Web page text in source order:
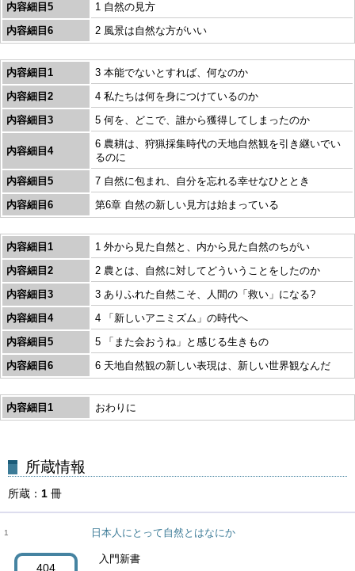
内容細目5
1 自然の見方
内容細目6
2 風景は自然な方がいい
内容細目1
3 本能でないとすれば、何なのか
内容細目2
4 私たちは何を身につけているのか
内容細目3
5 何を、どこで、誰から獲得してしまったのか
内容細目4
6 農耕は、狩猟採集時代の天地自然観を引き継いでい
るのに
内容細目5
7 自然に包まれ、自分を忘れる幸せなひととき
内容細目6
第6章 自然の新しい見方は始まっている
内容細目1
1 外から見た自然と、内から見た自然のちがい
内容細目2
2 農とは、自然に対してどういうことをしたのか
内容細目3
3 ありふれた自然こそ、人間の「救い」になる?
内容細目4
4 「新しいアニミズム」の時代へ
内容細目5
5 「また会おうね」と感じる生きもの
内容細目6
6 天地自然観の新しい表現は、新しい世界観なんだ
内容細目1 おわりに
所蔵 1 冊
1
404
日本人にとって自然とはなにか
入門新書